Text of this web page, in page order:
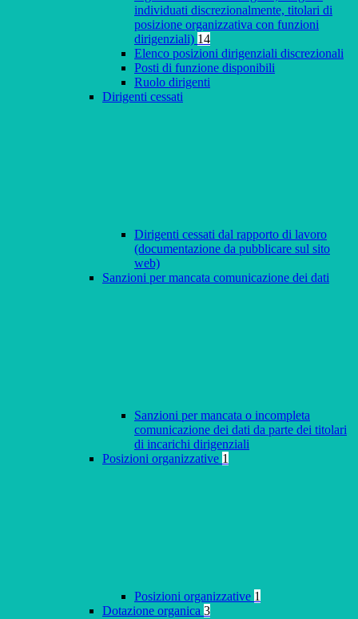
individuati discrezionalmente, titolari di
posizione organizzativa con funzioni
dirigenziali) 14
Elenco posizioni dirigenziali discrezionali
Posti di funzione disponibili
Ruolo dirigenti
Dirigenti cessati
Dirigenti cessati dal rapporto di lavoro
(documentazione da pubblicare sul sito
web)
Sanzioni per mancata comunicazione dei dati
Sanzioni per mancata o incompleta
comunicazione dei dati da parte dei titolari
di incarichi dirigenziali
Posizioni organizzative 1
Posizioni organizzative 1
Dotazione organica 3